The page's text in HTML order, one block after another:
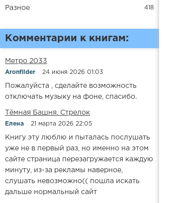
Разное 418
Комментарии к книгам:
Метро 2033
Aronfilder 24 июня 2026 01:03
Пожалуйста , сделайте возможность
отключать музыку на фоне, спасибо.
​​Тёмная Башня. Стрелок
Елена 21 марта 2026 22:05
Книгу эту люблю и пыталась послушать
уже не в первый раз, но именно на этом
сайте страница перезагружается каждую
минуту, из-за рекламы наверное,
слушать невозможно(( пошла искать
дальше нормальный сайт